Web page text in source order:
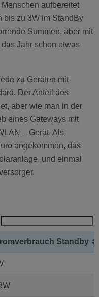
aufbereitet
bis zu 3W im StandBy
Summen, aber mit
Jahr schon etwas
zu Geräten mit
Der Anteil des
aber wie man in der
eines Gateways mit
– Gerät. Als
angekommen, das
und einmal
Standby